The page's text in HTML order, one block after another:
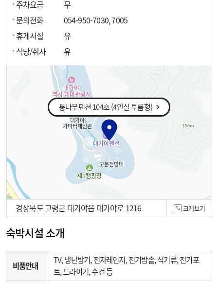
주차요금
무
문의전화
054-950-7030, 7005
휴게시설
유
식당/취사
유
통나무펜션 104호 (4인실 투룸형)
100m
경상북도 고령군 대가야읍 대가야로 1216 크게보기
숙박시설 소개
비품안내
TV, 냉난방기, 전자레인지, 전기밥솥, 식기류, 전기포
트, 드라이기, 수건 등